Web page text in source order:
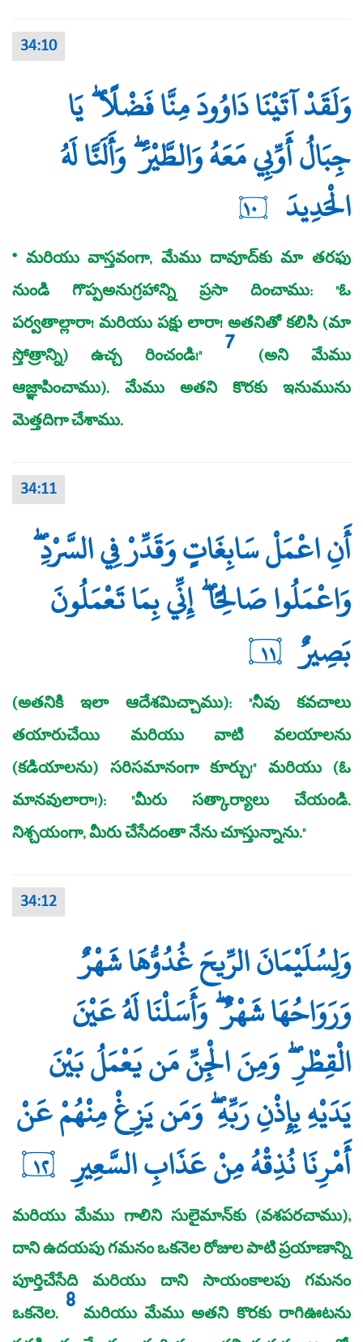
34:10
وَلَقَدْ آتَيْنَا دَاوُودَ مِنَّا فَضْلًا ۖ يَا
جِبَالُ أَوِّبِي مَعَهُ وَالطَّيْرَ ۖ وَأَلَنَّا لَهُ
الْحَدِيدَ
١٠
* మరియు వాస్తవంగా, మేము దావూద్‌కు మా తరఫు
నుండి గొప్పఅనుగ్రహాన్ని ప్రసా దించాము: "ఓ
పర్వతాల్లారా! మరియు పక్షు లారా! అతనితో కలిసి (మా
స్తోత్రాన్ని) ఉచ్చ రించండి!" 7 (అని మేము
ఆజ్ఞాపించాము). మేము అతని కొరకు ఇనుమును
మెత్తదిగా చేశాము.
34:11
أَنِ اعْمَلْ سَابِغَاتٍ وَقَدِّرْ فِي السَّرْدِ ۖ
وَاعْمَلُوا صَالِحًا ۖ إِنِّي بِمَا تَعْمَلُونَ
بَصِيرٌ ١١
(అతనికి ఇలా ఆదేశమిచ్చాము): "నీవు కవచాలు
తయారుచేయి మరియు వాటి వలయాలను
(కడియాలను) సరిసమానంగా కూర్చు!" మరియు (ఓ
మానవులారా!): "మీరు సత్కార్యాలు చేయండి.
నిశ్చయంగా, మీరు చేసేదంతా నేను చూస్తున్నాను."
34:12
وَلِسُلَيْمَانَ الرِّيحَ غُدُوُّهَا شَهْرٌ
وَرَوَاحُهَا شَهْرٌ ۖ وَأَسَلْنَا لَهُ عَيْنَ
الْقِطْرِ ۖ وَمِنَ الْجِنِّ مَن يَعْمَلُ بَيْنَ
يَدَيْهِ بِإِذْنِ رَبِّهِ ۖ وَمَن يَزِغْ مِنْهُمْ عَنْ
أَمْرِنَا نُذِقْهُ مِنْ عَذَابِ السَّعِيرِ ١٢
మరియు మేము గాలిని సులైమాన్‌కు (వశపరచాము);
దాని ఉదయపు గమనం ఒకనెల రోజుల పాటి ప్రయాణాన్ని
పూర్తిచేసేది మరియు దాని సాయంకాలపు గమనం
ఒకనెల. 8 మరియు మేము అతని కొరకు రాగిఊటను